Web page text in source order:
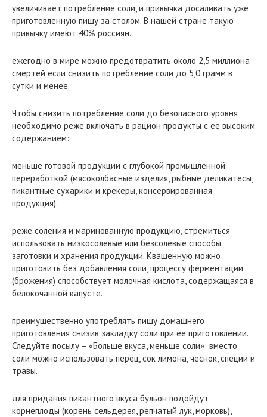
увеличивает потребление соли, и привычка досаливать уже
приготовленную пищу за столом. В нашей стране такую
привычку имеют 40% россиян.
ежегодно в мире можно предотвратить около 2,5 миллиона
смертей если снизить потребление соли до 5,0 грамм в
сутки и менее.
Чтобы снизить потребление соли до безопасного уровня
необходимо реже включать в рацион продукты с ее высоким
содержанием:
меньше готовой продукции с глубокой промышленной
переработкой (мясоколбасные изделия, рыбные деликатесы,
пикантные сухарики и крекеры, консервированная
продукция).
реже соления и маринованную продукцию, стремиться
использовать низкосолевые или безсолевые способы
заготовки и хранения продукции. Квашенную можно
приготовить без добавления соли, процессу ферментации
(брожения) способствует молочная кислота, содержащаяся в
белокочанной капусте.
преимущественно употреблять пищу домашнего
приготовления снизив закладку соли при ее приготовлении.
Следуйте посылу – «Больше вкуса, меньше соли»: вместо
соли можно использовать перец, сок лимона, чеснок, специи и
травы.
для придания пикантного вкуса бульон подойдут
корнеплоды (корень сельдерея, репчатый лук, морковь),